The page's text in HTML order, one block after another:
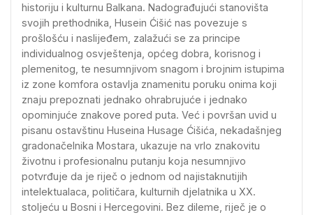
historiju i kulturnu Balkana. Nadograđujući stanovišta
svojih prethodnika, Husein Ćišić nas povezuje s
prošlošću i naslijeđem, zalažući se za principe
individualnog osvještenja, općeg dobra, korisnog i
plemenitog, te nesumnjivom snagom i brojnim istupima
iz zone komfora ostavlja znamenitu poruku onima koji
znaju prepoznati jednako ohrabrujuće i jednako
opominjuće znakove pored puta. Već i površan uvid u
pisanu ostavštinu Huseina Husage Ćišića, nekadašnjeg
gradonačelnika Mostara, ukazuje na vrlo znakovitu
životnu i profesionalnu putanju koja nesumnjivo
potvrđuje da je riječ o jednom od najistaknutijih
intelektualaca, političara, kulturnih djelatnika u XX.
stoljeću u Bosni i Hercegovini. Bez dileme, riječ je o